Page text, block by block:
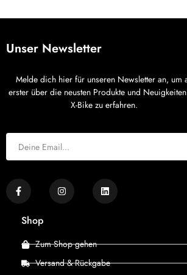
Unser Newsletter
Melde dich hier für unseren Newsletter an, um
erster über die neusten Produkte und
X-Bike zu erfahren.
Shop
Zum Shop gehen
Versand & Rückgabe